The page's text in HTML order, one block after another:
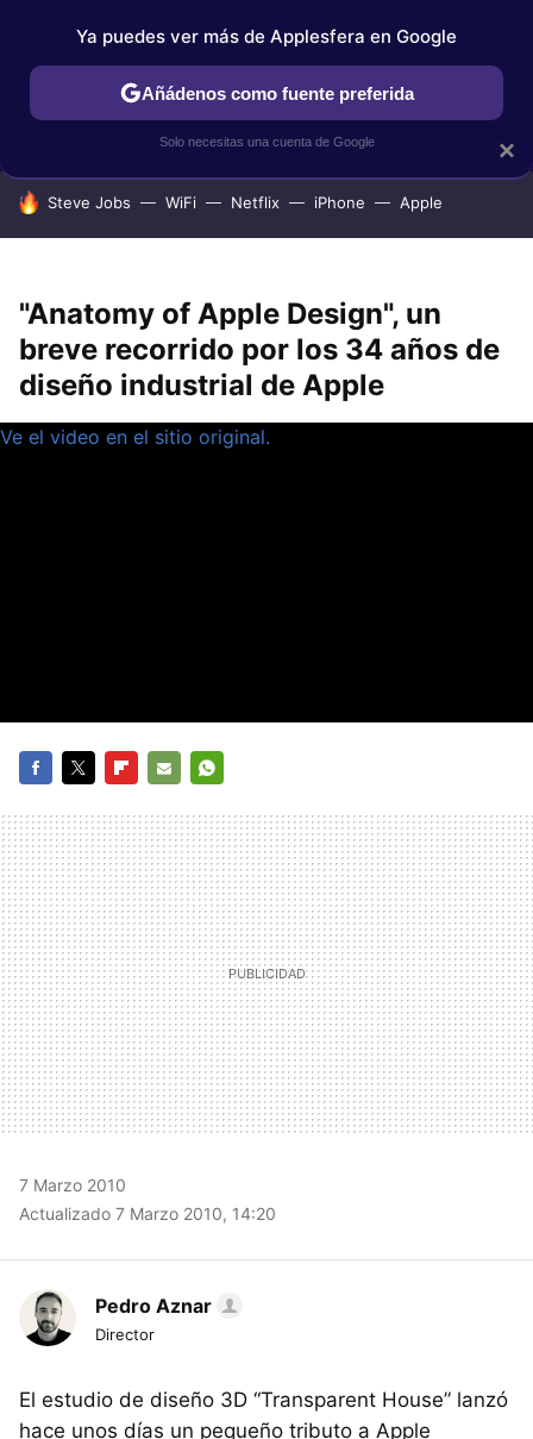
IPHONE TUTORIALES APPLESFERA SELECCIÓN
HOY SE HABLA DE
Steve Jobs WiFi Netflix iPhone Apple
"Anatomy of Apple Design", un
breve recorrido por los 34 años de
diseño industrial de Apple
Ve el video en el sitio original.
MAIL
7 Marzo 2010
Actualizado 7 Marzo 2010, 14:20
Pedro Aznar
Director
El estudio de diseño 3D “Transparent House” lanzó
hace unos días un pequeño tributo a Apple
×
Ya puedes ver más de Applesfera en Google
Añádenos como fuente preferida
Solo necesitas una cuenta de Google